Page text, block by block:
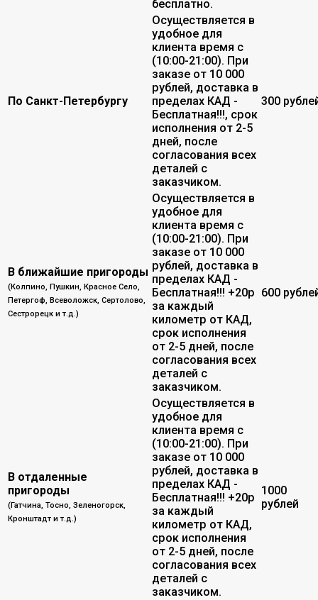
бесплатно.
По Санкт-Петербургу
Осуществляется в
удобное для
клиента время с
(10:00-21:00). При
заказе от 10 000
рублей, доставка в
пределах КАД -
Бесплатная!!!, срок
исполнения от 2-5
дней, после
согласования всех
деталей с
заказчиком.
300
В ближайшие пригороды
(Колпино, Пушкин, Красное Село,
Петергоф, Всеволожск, Сертолово,
Сестрорецк и т.д.)
Осуществляется в
удобное для
клиента время с
(10:00-21:00). При
заказе от 10 000
рублей, доставка в
пределах КАД -
Бесплатная!!! +20р
за каждый
километр от КАД,
срок исполнения
от 2-5 дней, после
согласования всех
деталей с
заказчиком.
600
В отдаленные
пригороды
(Гатчина, Тосно, Зеленогорск,
Кронштадт и т.д.)
Осуществляется в
удобное для
клиента время с
(10:00-21:00). При
заказе от 10 000
рублей, доставка в
пределах КАД -
Бесплатная!!! +20р
за каждый
километр от КАД,
срок исполнения
от 2-5 дней, после
согласования всех
деталей с
заказчиком.
1000
рублей